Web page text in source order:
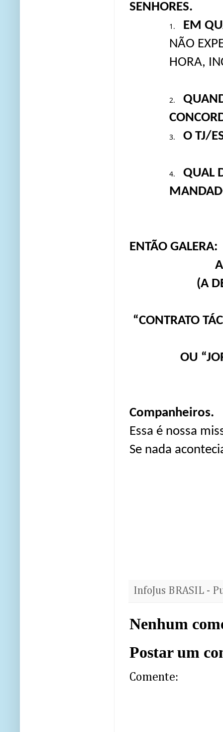
SENHORES.
1.
EM
NÃO
HORA,
2.
3. O TJ/
4.
QUAL
ENTÃO GALERA:
(A
“CONTRATO
OU
Companheiros.
Essa é nossa
Se nada
InfoJus BRASIL -
Nenhum
Postar um
Comente: